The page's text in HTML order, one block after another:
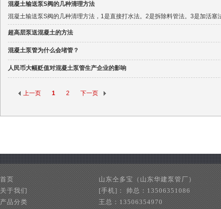
混凝土输送泵S阀的几种清理方法
混凝土输送泵S阀的几种清理方法，1是直接打水法。2是拆除料管法。3是加活塞
超高层泵送混凝土的方法
混凝土泵管为什么会堵管？
人民币大幅贬值对混凝土泵管生产企业的影响
上一页 1 2 下一页
首页
关于我们
产品分类
山东仝多宝（山东华建泵管厂）
[手机]： 帅总：13506351086
王总：13506354970